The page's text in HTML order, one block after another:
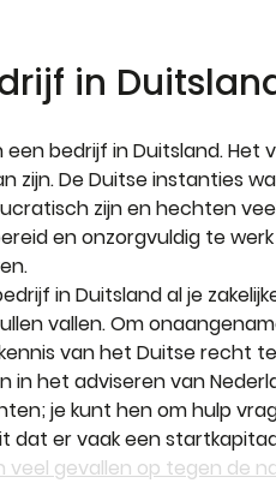
in
bedrijf in Duitsland. Het
De Duitse instanties
zijn en hechten
en onzorgvuldig te
in Duitsland al je
vallen. Om
van het Duitse recht
in het adviseren van
je kunt hen om hulp
dat er vaak een
veel gevallen op tegen de